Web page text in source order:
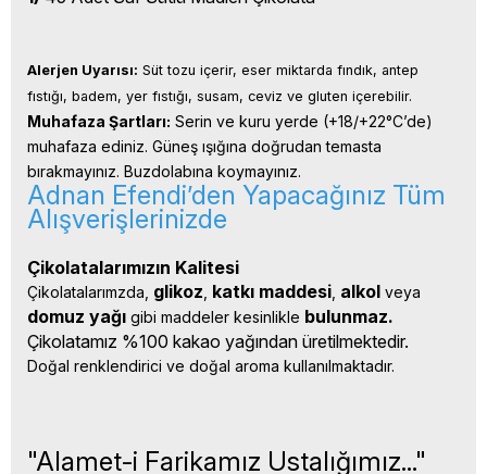
Alerjen Uyarısı: Süt tozu içerir, eser miktarda fındık, antep
fıstığı, badem, yer fıstığı, susam, ceviz ve gluten içerebilir.
Muhafaza Şartları: Serin ve kuru yerde (+18/+22°C’de)
muhafaza ediniz. Güneş ışığına doğrudan temasta
bırakmayınız. Buzdolabına koymayınız.
Adnan Efendi’den Yapacağınız Tüm
Alışverişlerinizde
Çikolatalarımızın Kalitesi
Çikolatalarımzda, glikoz katkı maddesi alkol
domuz yağı gibi maddeler kesinlikle bulunmaz.
Çikolatamız %100 kakao yağından üretilmektedir.
Doğal renklendirici ve doğal aroma kullanılmaktadır.
"Alamet-i Farikamız Ustalığımız..."